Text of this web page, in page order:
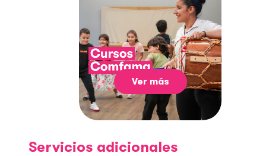
Ver más
Servicios adicionales